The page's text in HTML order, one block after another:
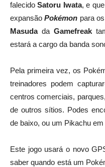
falecidoSatoru Iwata, e
expansãoPokémon para
Masudada Gamefreak
estará a cargo da banda
Pela primeira vez, os
treinadores podem
centros comerciais,
de outros sítios. Podes
de baixo, ou um Pikachu
Este jogo usará o novo
saber quando está um